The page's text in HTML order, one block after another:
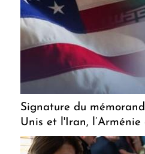
Signature du
Unis et l'Iran, l’Arménie